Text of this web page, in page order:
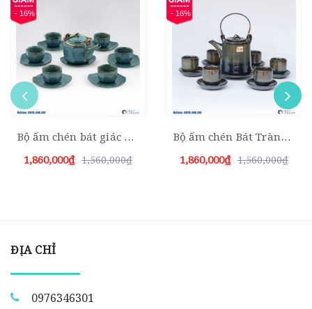
- 16%
Bộ ấm chén bát giác xanh da trời
1,860,000₫ 1,560,000₫
- 16%
Bộ ấm chén Bát Tràng cao quai mây xanh đề bon
1,860,000₫ 1,560,000₫
ĐỊA CHỈ
0976346301